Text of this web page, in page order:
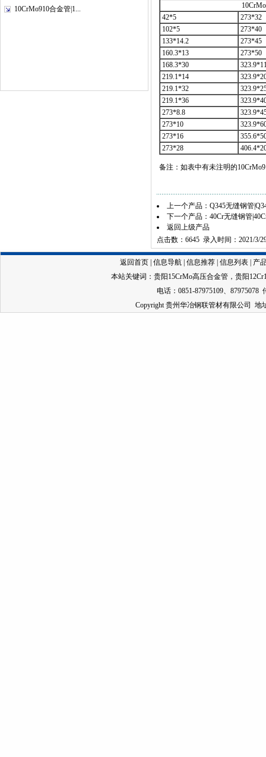
10CrMo910合金管|1...
42*5
273*32
102*5
273*40
133*14.2
273*45
160.3*13
273*50
168.3*30
219.1*14
219.1*32
219.1*36
273*8.8
273*10
273*16
273*28
备注：如表中有未注明的
上一个产品： Q345无缝钢管
下一个产品： 40Cr无缝钢管
返回上级产品
点击数：6645 录入时间：2021/3/
返回首页 信息导航 信息推荐 信息列表
产
本站关键词： 贵阳15CrMo高压合金管 ， 贵阳
电话：0851-87975109、87975078
Copyright 贵州华冶钢联管材有限公司